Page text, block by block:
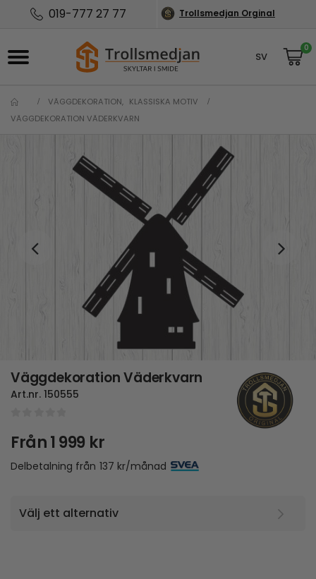
019-777 27 77 Trollsmedjan Orginal
SV
0
VÄGGDEKORATION, KLASSISKA MOTIV
VÄGGDEKORATION VÄDERKVARN
Väggdekoration Väderkvarn
Art.nr. 150555
Från1 999 kr
Delbetalning från 137 kr/månad